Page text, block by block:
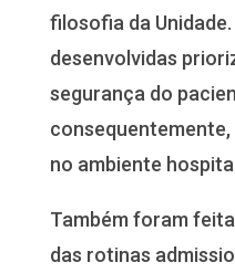
filosofia da Unidade.
desenvolvidas
segurança do
no ambiente
Também foram
das rotinas